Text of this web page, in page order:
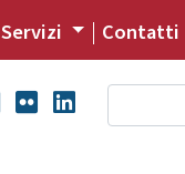
Servizi Contatti